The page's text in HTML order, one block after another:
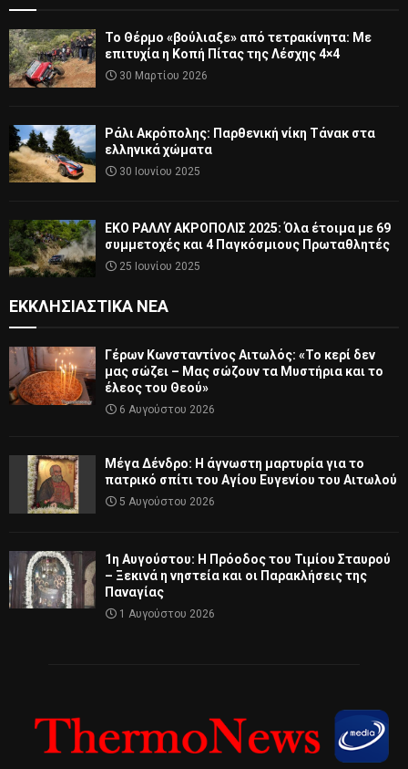
Το Θέρμο «βούλιαξε» από τετρακίνητα: Με
επιτυχία η Κοπή Πίτας της Λέσχης 4×4
30 Μαρτίου 2026
Ράλι Ακρόπολης: Παρθενική νίκη Τάνακ στα
ελληνικά χώματα
30 Ιουνίου 2025
ΕΚΟ ΡΑΛΛΥ ΑΚΡΟΠΟΛΙΣ 2025: Όλα έτοιμα με 69
συμμετοχές και 4 Παγκόσμιους Πρωταθλητές
25 Ιουνίου 2025
ΕΚΚΛΗΣΙΑΣΤΙΚΆ ΝΈΑ
Γέρων Κωνσταντίνος Αιτωλός: «Το κερί δεν
μας σώζει – Μας σώζουν τα Μυστήρια και το
έλεος του Θεού»
6 Αυγούστου 2026
Μέγα Δένδρο: Η άγνωστη μαρτυρία για το
πατρικό σπίτι του Αγίου Ευγενίου του Αιτωλού
5 Αυγούστου 2026
1η Αυγούστου: Η Πρόοδος του Τιμίου Σταυρού
– Ξεκινά η νηστεία και οι Παρακλήσεις της
Παναγίας
1 Αυγούστου 2026